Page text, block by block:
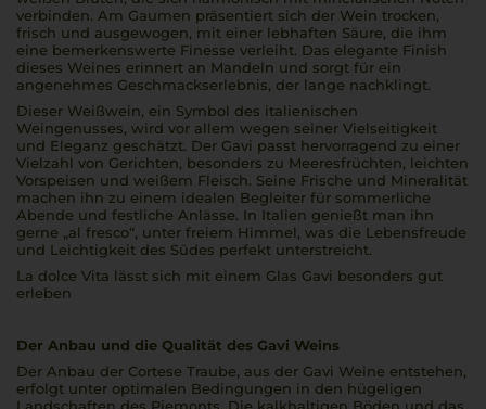
verbinden. Am Gaumen präsentiert sich der Wein trocken,
frisch und ausgewogen, mit einer lebhaften Säure, die ihm
eine bemerkenswerte Finesse verleiht. Das elegante Finish
dieses Weines erinnert an Mandeln und sorgt für ein
angenehmes Geschmackserlebnis, der lange nachklingt.
Dieser Weißwein, ein Symbol des italienischen
Weingenusses, wird vor allem wegen seiner Vielseitigkeit
und Eleganz geschätzt. Der Gavi passt hervorragend zu einer
Vielzahl von Gerichten, besonders zu Meeresfrüchten, leichten
Vorspeisen und weißem Fleisch. Seine Frische und Mineralität
machen ihn zu einem idealen Begleiter für sommerliche
Abende und festliche Anlässe. In Italien genießt man ihn
gerne „al fresco“, unter freiem Himmel, was die Lebensfreude
und Leichtigkeit des Südes perfekt unterstreicht.
La dolce Vita lässt sich mit einem Glas Gavi besonders gut
erleben
Der Anbau und die Qualität des Gavi Weins
Der Anbau der Cortese Traube, aus der Gavi Weine entstehen,
erfolgt unter optimalen Bedingungen in den hügeligen
Landschaften des Piemonts. Die kalkhaltigen Böden und das